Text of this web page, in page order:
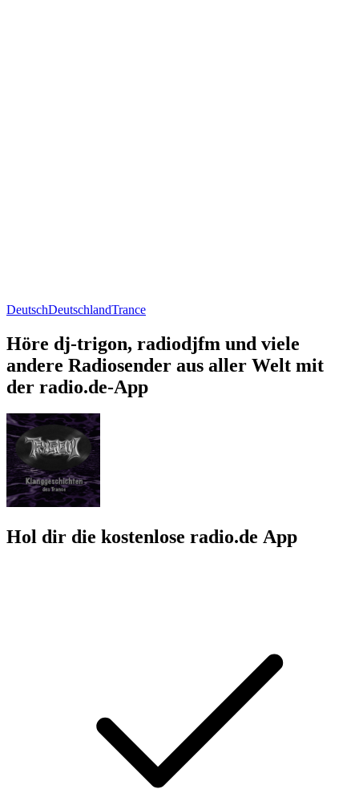
DeutschDeutschlandTrance
Höre dj-trigon, radiodjfm und viele
andere Radiosender aus aller Welt mit
der radio.de-App
Hol dir die kostenlose radio.de App